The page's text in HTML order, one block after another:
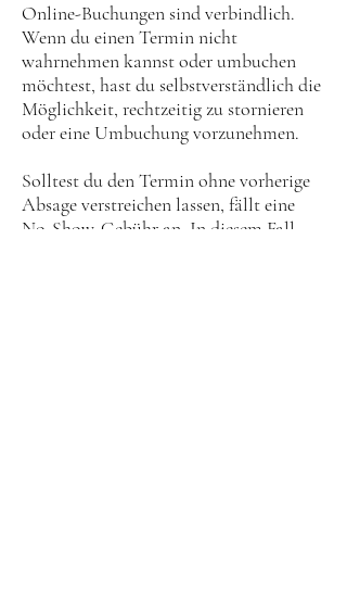
Online-Buchungen sind verbindlich.
Wenn du einen Termin nicht
wahrnehmen kannst oder umbuchen
möchtest, hast du selbstverständlich die
Möglichkeit, rechtzeitig zu stornieren
oder eine Umbuchung vorzunehmen.
Solltest du den Termin ohne vorherige
Absage verstreichen lassen, fällt eine
No-Show-Gebühr an. In diesem Fall